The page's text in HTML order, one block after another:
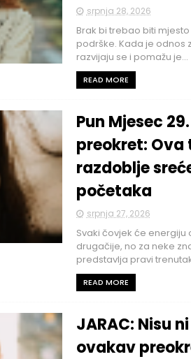
srpnja 28, 2026
Brak bi trebao biti
podrške. Kada je odnos
razvijaju se i pomažu je...
READ MORE
Pun Mjesec
preokret: Ova
razdoblje
početaka
srpnja 27, 2026
Svaki čovjek će
drugačije, no za neke
predstavlja pravi
READ MORE
JARAC: Nisu
ovakav